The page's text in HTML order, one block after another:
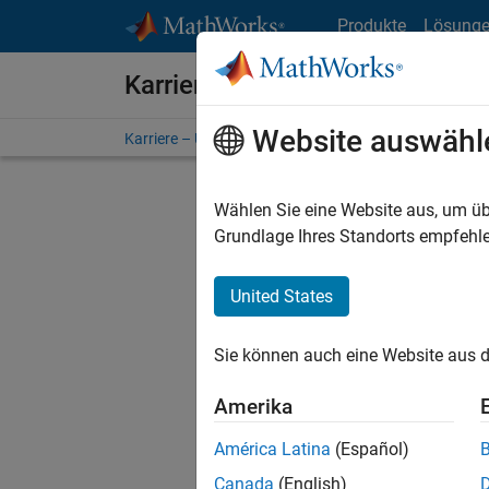
Produkte
Karriere bei MathWorks
Karriere – Übersicht Stellensuche
FILTER:
Stellen
Es
Region
Website
Wählen Sie eine Website aus, um
Grundlage Ihres Standorts
United States
Sie können auch eine Website aus
Amerika
América Latina (Español)
Canada (English)